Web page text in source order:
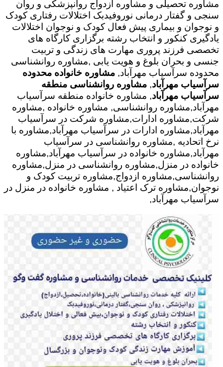
مشاوره تحصیلی و مشاوره ازدواج روانپزشکی و روان
سنجی و گفتار درمانی نوروفیدبک اختلالات رفتاری کودک
و نوجوان و بیماری پیش فعال کودک و نوجوان اختلالات
یادگیری کنکور و انتخاب رشته برگزاری کارگاه های
تخصصی فرزند پروری مهارت های زندگی و تربیت
جنسی و بحران بلوغ و هویت یابی ,مشاوره روانشناسی
محدوده سرآسیاب مهرآباد, مشاوره خانواده محدوده
سرآسیاب مهرآباد, مشاوره روانشناسی منطقه
سرآسیاب مهرآباد, مشاوره خانواده منطقه سرآسیاب
مهرآباد,مشاوره روانشناسی, مشاوره خانواده ,مشاوره
شرکت,مشاوره ادارات,مشاوره شرکت در سرآسیاب
مهرآباد,مشاوره ادارات در سرآسیاب مهرآباد,مشاوره با
نرخ اتحادیه ,مشاوره روانشناسی در سرآسیاب
مهرآباد,مشاوره خانواده در سرآسیاب مهرآباد,مشاوره
خانواده در منزل,مشاوره روانشناسی در منزل,مشاوره
روانشناسی,مشاوره ازدواج,مشاوره تربیت کودک و
نوجوان,مشاوره ترک اعتیاد , مشاوره خانواده در منزل در
سرآسیاب مهرآباد,